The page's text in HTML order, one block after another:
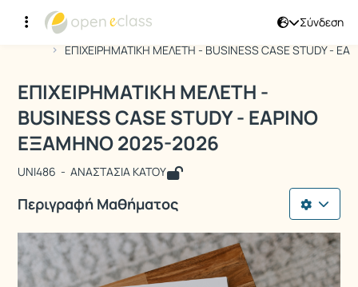
Σύνδεση
Αρχική Σελίδα
ΕΠΙΧΕΙΡΗΜΑΤΙΚΗ ΜΕΛΕΤΗ - BUSINESS CASE STUDY -
Μάθημα : ΕΠΙΧΕΙΡΗΜΑΤΙΚΗ ΜΕΛΕΤΗ
Κωδικός : UNI486
ΕΠΙΧΕΙΡΗΜΑΤΙΚΗ ΜΕΛΕΤΗ -
BUSINESS CASE STUDY - ΕΑΡΙΝΟ
ΕΞΑΜΗΝΟ 2025-2026
UNI486 - ΑΝΑΣΤΑΣΙΑ ΚΑΤΟΥ
Περιγραφή Μαθήματος